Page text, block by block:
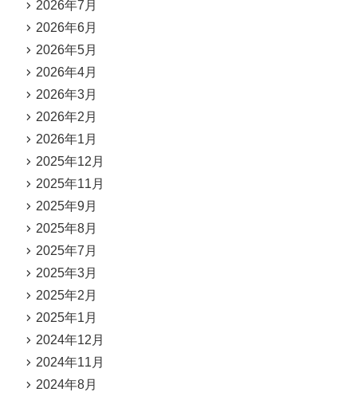
2026年7月
2026年6月
2026年5月
2026年4月
2026年3月
2026年2月
2026年1月
2025年12月
2025年11月
2025年9月
2025年8月
2025年7月
2025年3月
2025年2月
2025年1月
2024年12月
2024年11月
2024年8月